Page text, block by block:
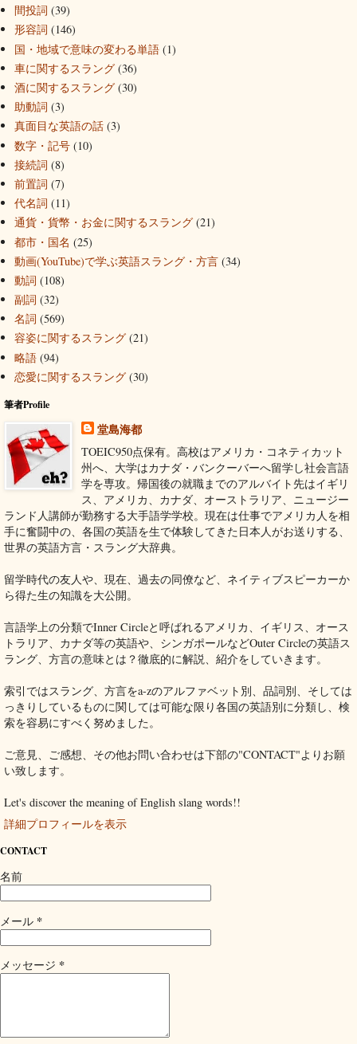
間投詞 (39)
形容詞 (146)
国・地域で意味の変わる単語 (1)
車に関するスラング (36)
酒に関するスラング (30)
助動詞 (3)
真面目な英語の話 (3)
数字・記号 (10)
接続詞 (8)
前置詞 (7)
代名詞 (11)
通貨・貨幣・お金に関するスラング (21)
都市・国名 (25)
動画(YouTube)で学ぶ英語スラング・方言 (34)
動詞 (108)
副詞 (32)
名詞 (569)
容姿に関するスラング (21)
略語 (94)
恋愛に関するスラング (30)
筆者Profile
堂島海都
TOEIC950点保有。高校はアメリカ・コネティカット
州へ、大学はカナダ・バンクーバーへ留学し社会言語
学を専攻。帰国後の就職までのアルバイト先はイギリ
ス、アメリカ、カナダ、オーストラリア、ニュージー
ランド人講師が勤務する大手語学学校。現在は仕事でアメリカ人を相
手に奮闘中の、各国の英語を生で体験してきた日本人がお送りする、
世界の英語方言・スラング大辞典。
留学時代の友人や、現在、過去の同僚など、ネイティブスピーカーか
ら得た生の知識を大公開。
言語学上の分類でInner Circleと呼ばれるアメリカ、イギリス、オース
トラリア、カナダ等の英語や、シンガポールなどOuter Circleの英語ス
ラング、方言の意味とは？徹底的に解説、紹介をしていきます。
索引ではスラング、方言をa-zのアルファベット別、品詞別、そしては
っきりしているものに関しては可能な限り各国の英語別に分類し、検
索を容易にすべく努めました。
ご意見、ご感想、その他お問い合わせは下部の"CONTACT"よりお願
い致します。
Let's discover the meaning of English slang words!!
詳細プロフィールを表示
CONTACT
名前
メール *
メッセージ *